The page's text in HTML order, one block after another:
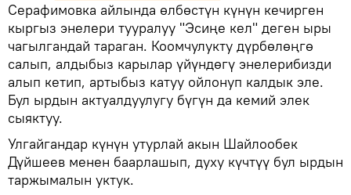
Серафимовка айлында өлбөстүн күнүн кечирген
кыргыз энелери тууралуу "Эсиңе кел" деген ыры
чагылгандай тараган. Коомчулукту дүрбөлөңгө
салып, алдыбыз карылар үйүндөгү энелерибизди
алып кетип, артыбыз катуу ойлонуп калдык эле.
Бул ырдын актуалдуулугу бүгүн да кемий элек
сыяктуу.
Улгайгандар күнүн утурлай акын Шайлообек
Дүйшеев менен баарлашып, духу күчтүү бул ырдын
таржымалын уктук.